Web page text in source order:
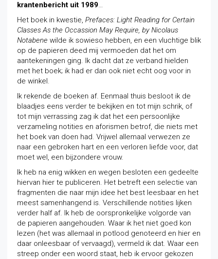
krantenbericht uit 1989…
Het boek in kwestie, Prefaces: Light Reading for Certain
Classes As the Occassion May Require, by Nicolaus
Notabene wilde ik sowieso hebben, en een vluchtige blik
op de papieren deed mij vermoeden dat het om
aantekeningen ging. Ik dacht dat ze verband hielden
met het boek; ik had er dan ook niet echt oog voor in
de winkel.
Ik rekende de boeken af. Eenmaal thuis besloot ik de
blaadjes eens verder te bekijken en tot mijn schrik, of
tot mijn verrassing zag ik dat het een persoonlijke
verzameling notities en aforismen betrof, die niets met
het boek van doen had. Vrijwel allemaal verwezen ze
naar een gebroken hart en een verloren liefde voor, dat
moet wel, een bijzondere vrouw.
Ik heb na enig wikken en wegen besloten een gedeelte
hiervan hier te publiceren. Het betreft een selectie van
fragmenten die naar mijn idee het best leesbaar en het
meest samenhangend is. Verschillende notities lijken
verder half af. Ik heb de oorspronkelijke volgorde van
de papieren aangehouden. Waar ik het niet goed kon
lezen (het was allemaal in potlood genoteerd en hier en
daar onleesbaar of vervaagd), vermeld ik dat. Waar een
streep onder een woord staat, heb ik ervoor gekozen